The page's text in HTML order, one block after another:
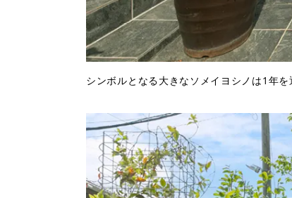
シンボルとなる大きなソメイヨシノは1年